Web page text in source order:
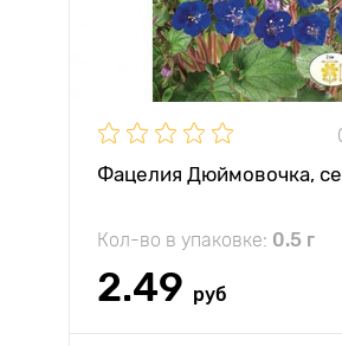
Фацелия Дюймовочка,
Кол-во в упаковке: 0.5 г
2.49 руб